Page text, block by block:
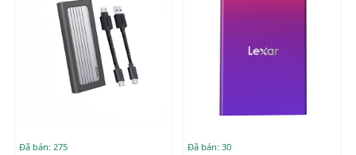
Đã bán: 275 Đã bán: 30